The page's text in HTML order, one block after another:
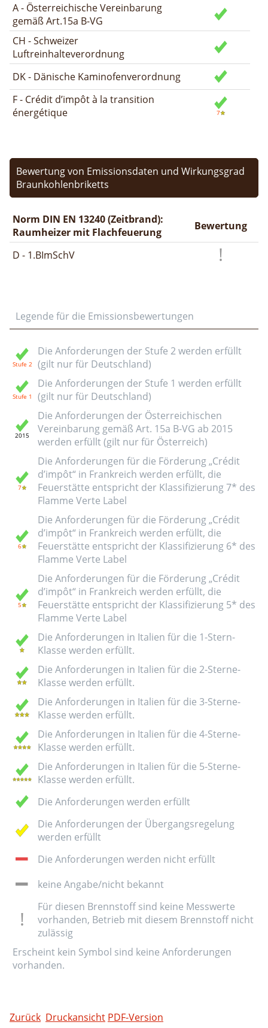
A - Österreichische Vereinbarung
gemäß Art.15a B-VG
CH - Schweizer
Luftreinhalteverordnung
DK - Dänische Kaminofenverordnung
F - Crédit d’impôt à la transition
énergétique
Bewertung von Emissionsdaten und Wirkungsgrad
Braunkohlenbriketts
Norm DIN EN 13240 (Zeitbrand):
Raumheizer mit Flachfeuerung
Bewertung
D - 1.BImSchV
Legende für die Emissionsbewertungen
Die Anforderungen der Stufe 2 werden erfüllt
(gilt nur für Deutschland)
Die Anforderungen der Stufe 1 werden erfüllt
(gilt nur für Deutschland)
Die Anforderungen der Österreichischen
Vereinbarung gemäß Art. 15a B-VG ab 2015
werden erfüllt (gilt nur für Österreich)
Die Anforderungen für die Förderung „Crédit
d’impôt“ in Frankreich werden erfüllt, die
Feuerstätte entspricht der Klassifizierung 7* des
Flamme Verte Label
Die Anforderungen für die Förderung „Crédit
d’impôt“ in Frankreich werden erfüllt, die
Feuerstätte entspricht der Klassifizierung 6* des
Flamme Verte Label
Die Anforderungen für die Förderung „Crédit
d’impôt“ in Frankreich werden erfüllt, die
Feuerstätte entspricht der Klassifizierung 5* des
Flamme Verte Label
Die Anforderungen in Italien für die 1-Stern-
Klasse werden erfüllt.
Die Anforderungen in Italien für die 2-Sterne-
Klasse werden erfüllt.
Die Anforderungen in Italien für die 3-Sterne-
Klasse werden erfüllt.
Die Anforderungen in Italien für die 4-Sterne-
Klasse werden erfüllt.
Die Anforderungen in Italien für die 5-Sterne-
Klasse werden erfüllt.
Die Anforderungen werden erfüllt
Die Anforderungen der Übergangsregelung
werden erfüllt
Die Anforderungen werden nicht erfüllt
keine Angabe/nicht bekannt
Für diesen Brennstoff sind keine Messwerte
vorhanden, Betrieb mit diesem Brennstoff nicht
zulässig
Erscheint kein Symbol sind keine Anforderungen
vorhanden.
Zurück Druckansicht PDF-Version